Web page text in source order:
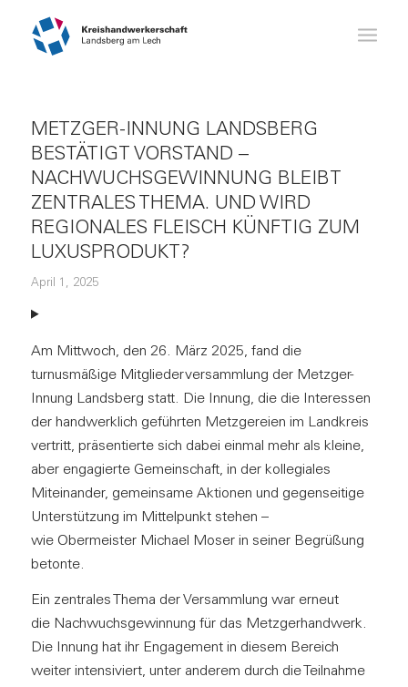
METZGER-INNUNG LANDSBERG
BESTÄTIGT VORSTAND –
NACHWUCHSGEWINNUNG BLEIBT
ZENTRALES THEMA. UND WIRD
REGIONALES FLEISCH KÜNFTIG ZUM
LUXUSPRODUKT?
April 1, 2025
Am Mittwoch, den 26. März 2025, fand die
turnusmäßige Mitgliederversammlung der Metzger-
Innung Landsberg statt. Die Innung, die die Interessen
der handwerklich geführten Metzgereien im Landkreis
vertritt, präsentierte sich dabei einmal mehr als kleine,
aber engagierte Gemeinschaft, in der kollegiales
Miteinander, gemeinsame Aktionen und gegenseitige
Unterstützung im Mittelpunkt stehen –
wie Obermeister Michael Moser in seiner Begrüßung
betonte.
Ein zentrales Thema der Versammlung war erneut
die Nachwuchsgewinnung für das Metzgerhandwerk.
Die Innung hat ihr Engagement in diesem Bereich
weiter intensiviert, unter anderem durch die Teilnahme